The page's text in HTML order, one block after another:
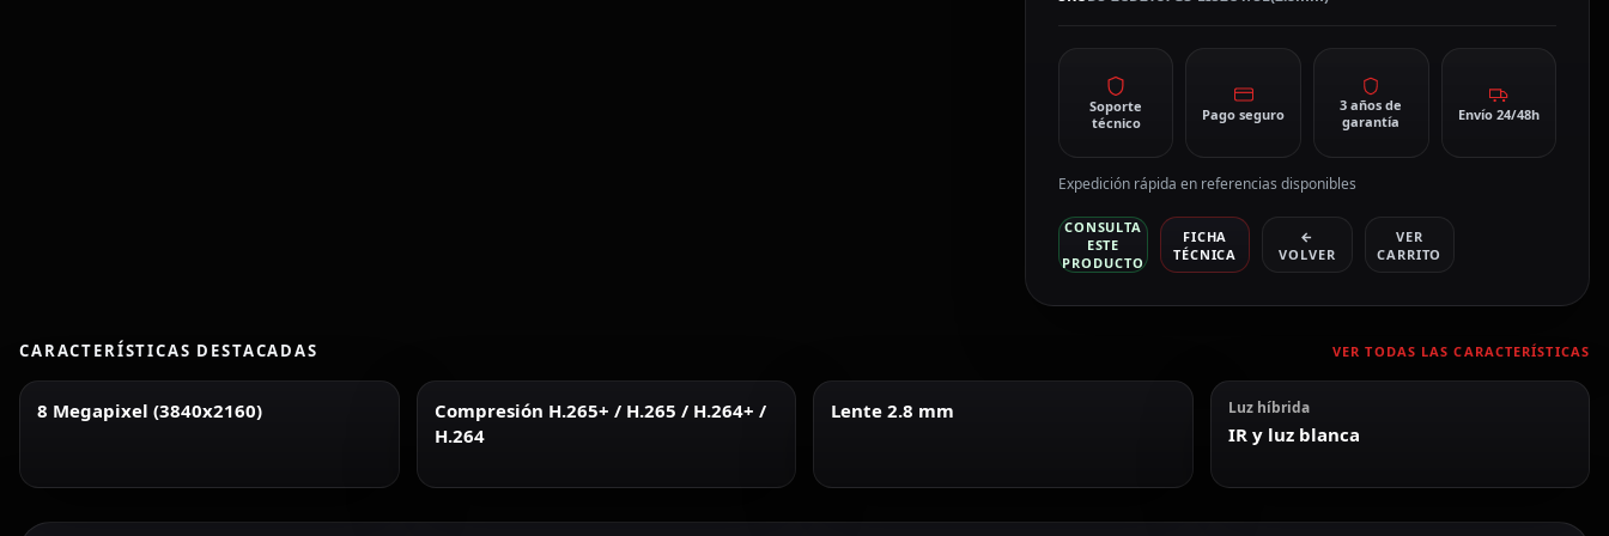
Soporte
técnico
Pago seguro
3 años de
garantía
Envío 24/48h
Expedición rápida en referencias disponibles
CONSULTA
ESTE
PRODUCTO
FICHA
TÉCNICA
←
VOLVER
VER
CARRITO
CARACTERÍSTICAS DESTACADAS VER TODAS LAS CARACTERÍSTICAS
8 Megapixel (3840x2160)
Compresión H.265+ / H.265 / H.264+ /
H.264
Lente 2.8 mm Luz híbrida
IR y luz blanca